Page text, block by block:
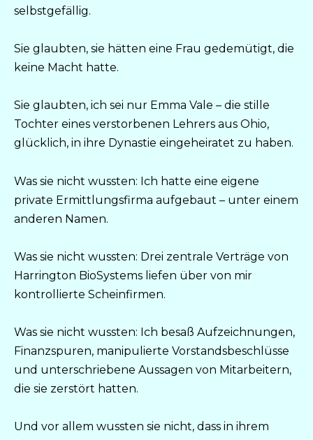
selbstgefällig.
Sie glaubten, sie hätten eine Frau gedemütigt, die
keine Macht hatte.
Sie glaubten, ich sei nur Emma Vale – die stille
Tochter eines verstorbenen Lehrers aus Ohio,
glücklich, in ihre Dynastie eingeheiratet zu haben.
Was sie nicht wussten: Ich hatte eine eigene
private Ermittlungsfirma aufgebaut – unter einem
anderen Namen.
Was sie nicht wussten: Drei zentrale Verträge von
Harrington BioSystems liefen über von mir
kontrollierte Scheinfirmen.
Was sie nicht wussten: Ich besaß Aufzeichnungen,
Finanzspuren, manipulierte Vorstandsbeschlüsse
und unterschriebene Aussagen von Mitarbeitern,
die sie zerstört hatten.
Und vor allem wussten sie nicht, dass in ihrem